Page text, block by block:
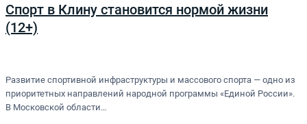
Спорт в Клину становится нормой жизни
(12+)
Развитие спортивной инфраструктуры и массового спорта — одно из
приоритетных направлений народной программы «Единой России».
В Московской области…